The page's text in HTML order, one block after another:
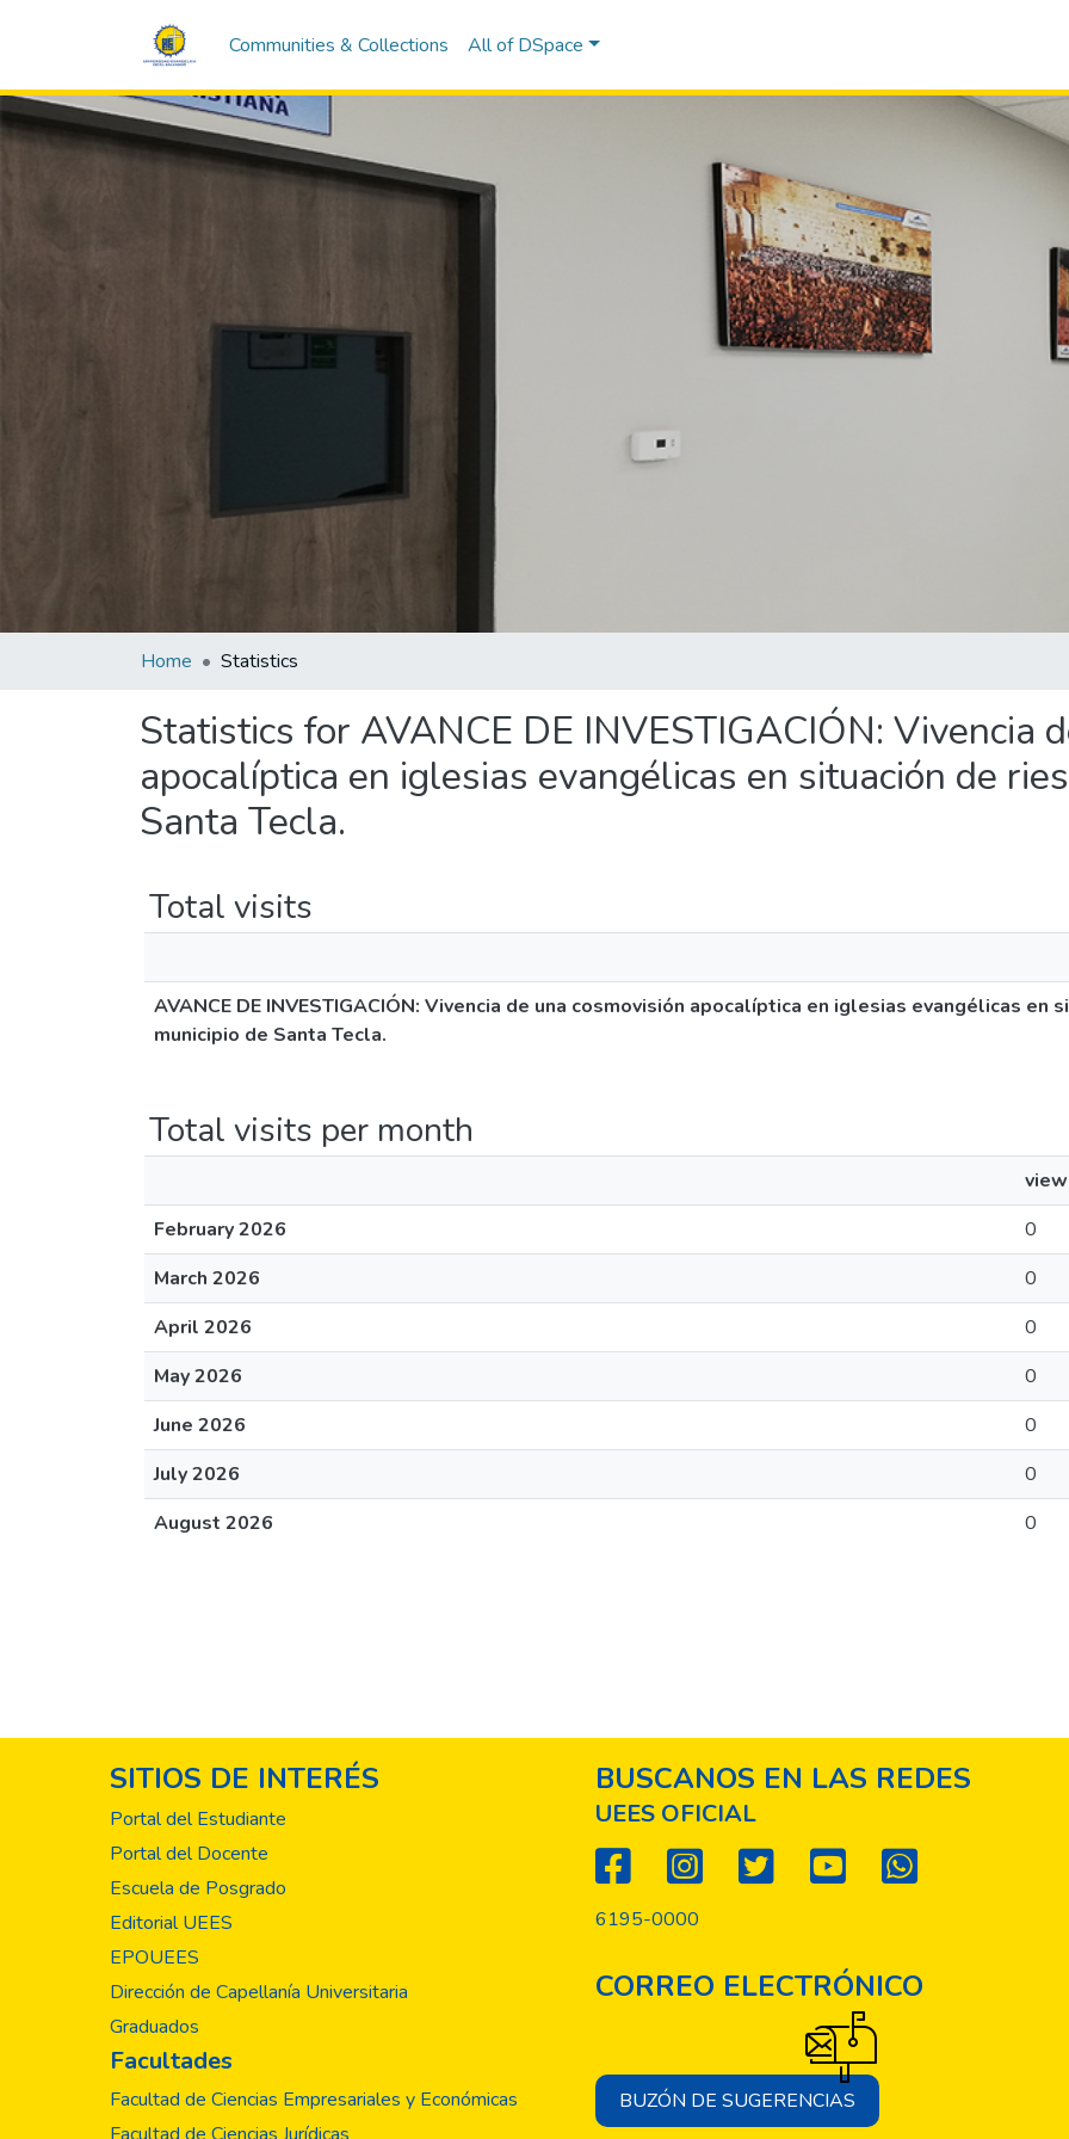
Communities & Collections All of DSpace
Home Statistics
Statistics for AVANCE DE INVESTIGACIÓN: Vivencia
apocalíptica en iglesias evangélicas en situación de
Santa Tecla.
Total visits
AVANCE DE INVESTIGACIÓN: Vivencia de una cosmovisión apocalíptica en iglesias evangélicas en
municipio de Santa Tecla.
Total visits per month
February 2026
0
March 2026
0
April 2026
0
May 2026
0
June 2026
0
July 2026
0
August 2026
0
SITIOS DE INTERÉS
Portal del Estudiante
Portal del Docente
Escuela de Posgrado
Editorial UEES
EPOUEES
Dirección de Capellanía Universitaria
Graduados
Facultades
Facultad de Ciencias Empresariales y Económicas
BUSCANOS EN LAS REDES
UEES OFICIAL
6195-0000
CORREO ELECTRÓNICO
BUZÓN DE SUGERENCIAS